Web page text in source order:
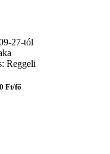
27-tól
Reggeli
Ft/fő